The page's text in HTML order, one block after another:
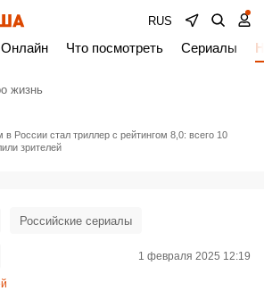
RUS
Онлайн Что посмотреть Сериалы
жизнь
России стал триллер с рейтингом 8,0: всего 10
зрителей
Российские сериалы
1 февраля 2025 12:19